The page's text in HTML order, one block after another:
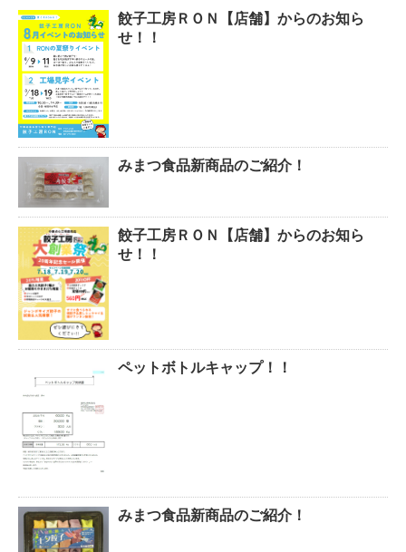
餃子工房ＲＯＮ【店舗】からのお知ら
せ！！
みまつ食品新商品のご紹介！
餃子工房ＲＯＮ【店舗】からのお知ら
せ！！
ペットボトルキャップ！！
みまつ食品新商品のご紹介！